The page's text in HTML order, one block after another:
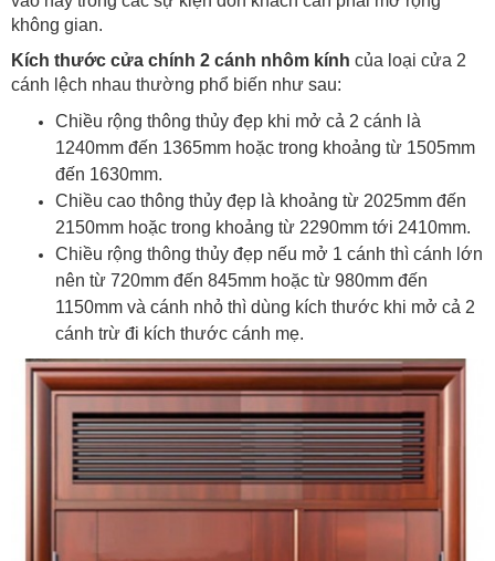
không gian.
Kích thước cửa chính 2 cánh nhôm kính của loại cửa 2
cánh lệch nhau thường phổ biến như sau:
Chiều rộng thông thủy đẹp khi mở cả 2 cánh là
1240mm đến 1365mm hoặc trong khoảng từ 1505mm
đến 1630mm.
Chiều cao thông thủy đẹp là khoảng từ 2025mm đến
2150mm hoặc trong khoảng từ 2290mm tới 2410mm.
Chiều rộng thông thủy đẹp nếu mở 1 cánh thì cánh lớn
nên từ 720mm đến 845mm hoặc từ 980mm đến
1150mm và cánh nhỏ thì dùng kích thước khi mở cả 2
cánh trừ đi kích thước cánh mẹ.